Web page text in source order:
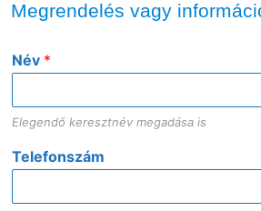
Megrendelés vagy
Név *
Elegendő keresztnév megadása is
Telefonszám